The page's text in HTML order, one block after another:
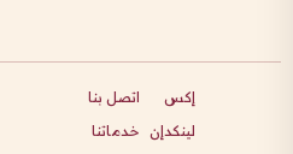
إكس
لينكدإن
اتصل بنا
خدماتنا